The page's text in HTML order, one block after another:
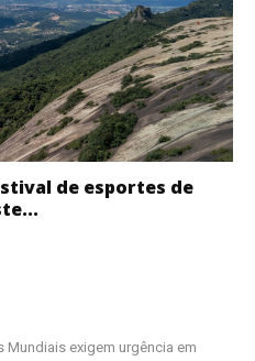
de esportes de
exigem urgência em